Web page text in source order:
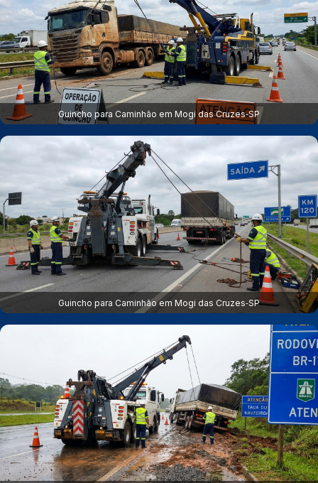
Guincho para Caminhão em Mogi das Cruzes‑SP
Guincho para Caminhão em Mogi das Cruzes‑SP